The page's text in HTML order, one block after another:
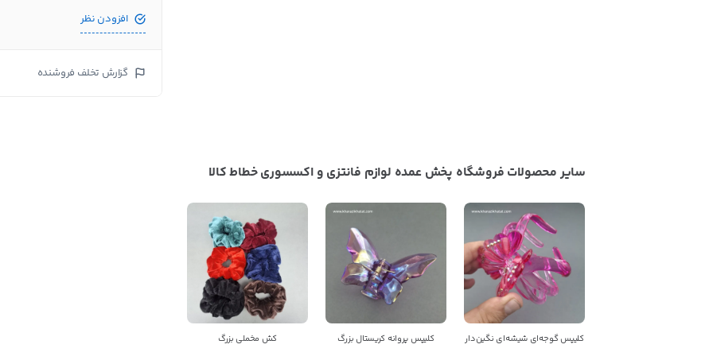
افزودن نظر
گزارش تخلف فروشنده
سایر محصولات فروشگاه پخش عمده لوازم فانتزی و اکسسوری خطاط کالا
کلیپس گوجه‌ای شیشه‌ای نگین‌دار کلیپس پروانه کریستال بزرگ کش مخملی بزرگ
اطلاعات تماس
پخش عمده لوازم فانتزی و اکسسوری خطاط کالا
برای مکالمه دقیق ترکد 17225 در عمدباکس
فروشنده اعلام کنید